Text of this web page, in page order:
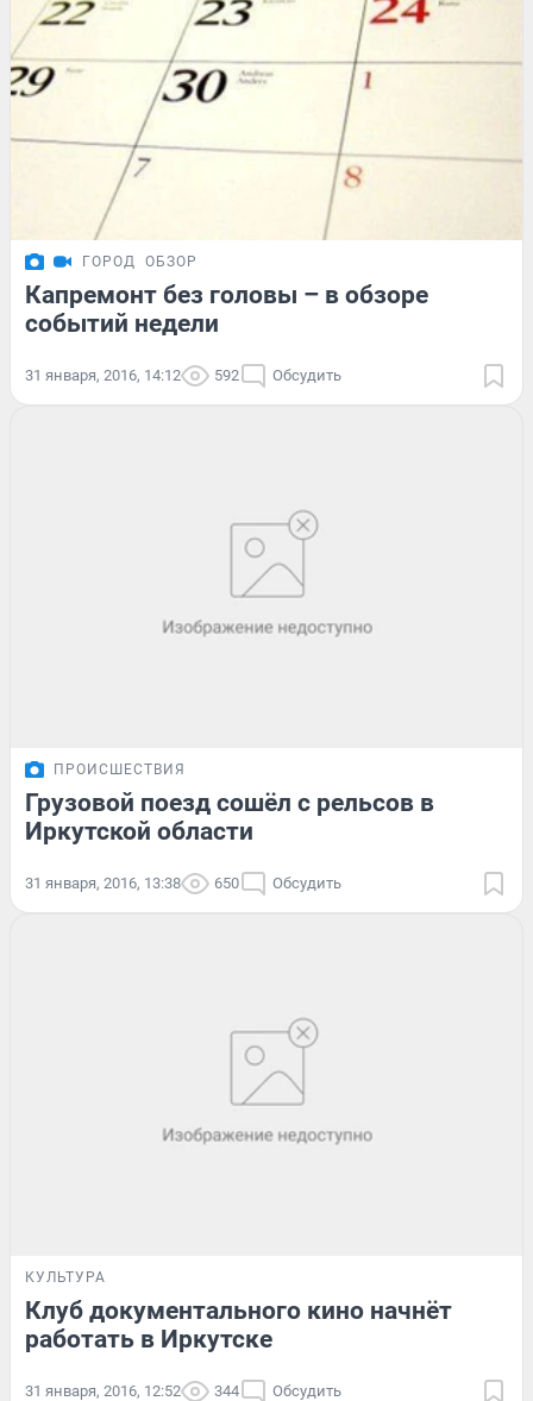
ГОРОД ОБЗОР
Капремонт без головы – в обзоре
событий недели
31 января, 2016, 14:12 592 Обсудить
ПРОИСШЕСТВИЯ
Грузовой поезд сошёл с рельсов в
Иркутской области
31 января, 2016, 13:38 650 Обсудить
КУЛЬТУРА
Клуб документального кино начнёт
работать в Иркутске
31 января, 2016, 12:52 344 Обсудить